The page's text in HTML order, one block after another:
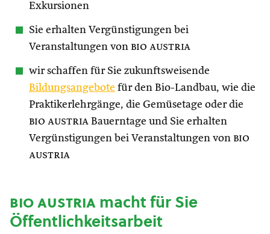
Exkursionen
Sie erhalten Vergünstigungen bei
Veranstaltungen von bio austria
wir schaffen für Sie zukunftsweisende
Bildungsangebote für den Bio-Landbau, wie die
Praktikerlehrgänge, die Gemüsetage oder die
bio austria Bauerntage und Sie erhalten
Vergünstigungen bei Veranstaltungen von bio
austria
bio austriamacht für Sie
Öffentlichkeitsarbeit